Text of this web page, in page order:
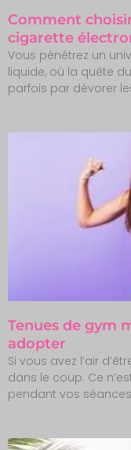
Comment
cigarette
Vous pénétrez un
liquide, où la quête
parfois par dévorer
Tenues de gym
adopter
Si vous avez l’air
dans le coup. Ce
pendant vos